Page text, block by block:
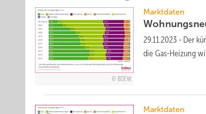
BDEW
Marktdaten
29.11.2023 - Der
die Gas-Heizung
Marktdaten